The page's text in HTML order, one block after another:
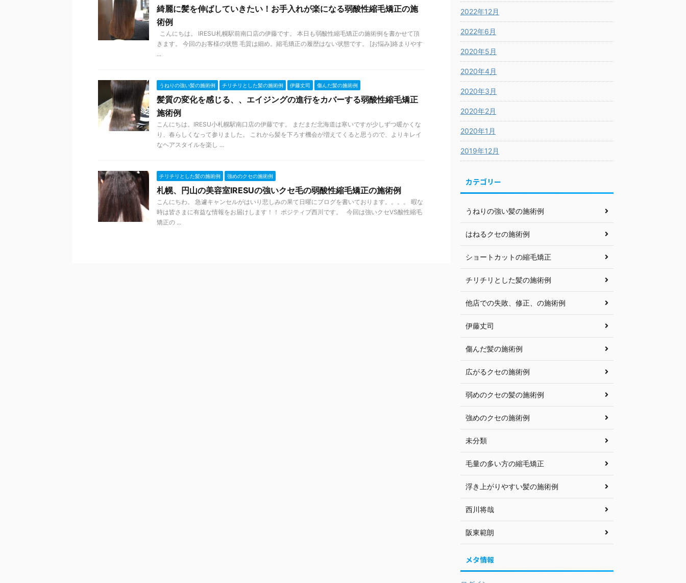
綺麗に髪を伸ばしていきたい！お手入れが楽になる弱酸性縮毛矯正の施
術例
こんにちは。 IRESU札幌駅前南口店の伊藤です。 本日も弱酸性縮毛矯正の施術例を書かせて頂
きます。 今回のお客様の状態 毛質は細め。縮毛矯正の履歴はない状態です。 [お悩み]絡まりやす
...
うねりの強い髪の施術例 チリチリとした髪の施術例 伊藤丈司 傷んだ髪の施術例
髪質の変化を感じる、、エイジングの進行をカバーする弱酸性縮毛矯正
施術例
こんにちは。IRESU小札幌駅南口店の伊藤です。 まだまだ北海道は寒いですが少しずつ暖かくな
り、春らしくなって参りました。 これから髪を下ろす機会が増えてくると思うので、よりキレイ
なヘアスタイルを楽し ...
チリチリとした髪の施術例 強めのクセの施術例
札幌、円山の美容室IRESUの強いクセ毛の弱酸性縮毛矯正の施術例
こんにちわ。 急遽キャンセルがはいり悲しみの果て日曜にブログを書いております。。。。 暇な
時は皆さまに有益な情報をお届けします！！ ポジティブ西川です。 今回は強いクセVS酸性縮毛
矯正の ...
2022年12月
2022年6月
2020年5月
2020年4月
2020年3月
2020年2月
2020年1月
2019年12月
カテゴリー
うねりの強い髪の施術例
はねるクセの施術例
ショートカットの縮毛矯正
チリチリとした髪の施術例
他店での失敗、修正、の施術例
伊藤丈司
傷んだ髪の施術例
広がるクセの施術例
弱めのクセの髪の施術例
強めのクセの施術例
未分類
毛量の多い方の縮毛矯正
浮き上がりやすい髪の施術例
西川将哉
阪東範朗
メタ情報